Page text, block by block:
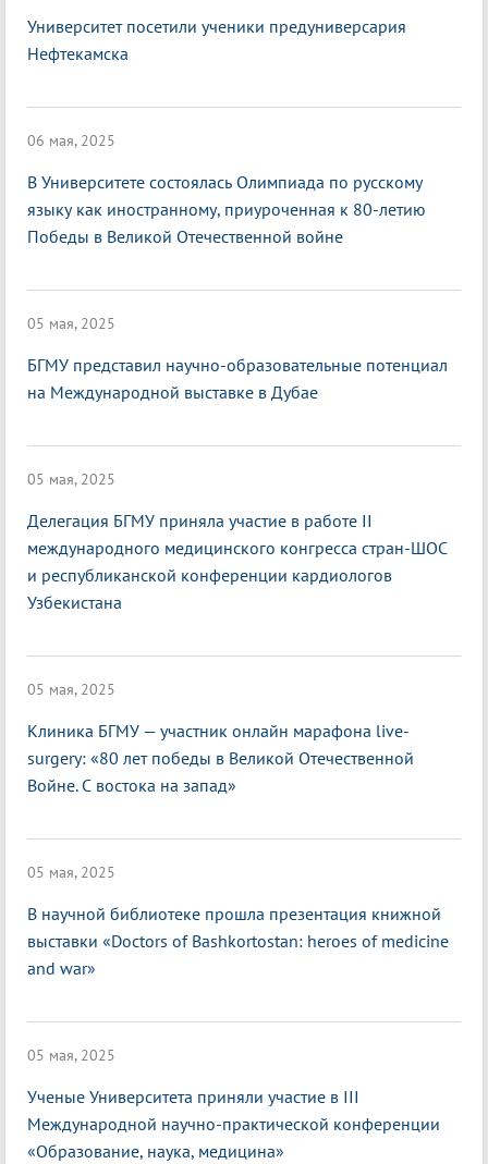
Университет посетили ученики предуниверсария
Нефтекамска
06 мая, 2025
В Университете состоялась Олимпиада по русскому
языку как иностранному, приуроченная к 80-летию
Победы в Великой Отечественной войне
05 мая, 2025
БГМУ представил научно-образовательные потенциал
на Международной выставке в Дубае
05 мая, 2025
Делегация БГМУ приняла участие в работе II
международного медицинского конгресса стран-ШОС
и республиканской конференции кардиологов
Узбекистана
05 мая, 2025
Клиника БГМУ — участник онлайн марафона live-
surgery: «80 лет победы в Великой Отечественной
Войне. С востока на запад»
05 мая, 2025
В научной библиотеке прошла презентация книжной
выставки «Doctors of Bashkortostan: heroes of medicine
and war»
05 мая, 2025
Ученые Университета приняли участие в III
Международной научно-практической конференции
«Образование, наука, медицина»